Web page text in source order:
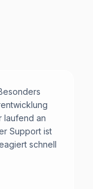
laufend an
Support ist
schnell